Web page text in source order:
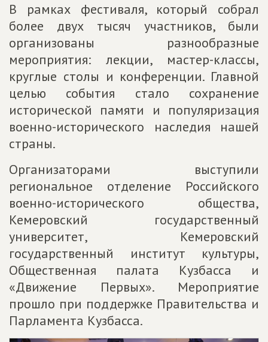
В рамках фестиваля, который собрал
более двух тысяч участников, были
организованы разнообразные
мероприятия: лекции, мастер-классы,
круглые столы и конференции. Главной
целью события стало сохранение
исторической памяти и популяризация
военно-исторического наследия нашей
страны.
Организаторами выступили
региональное отделение Российского
военно-исторического общества,
Кемеровский государственный
университет, Кемеровский
государственный институт культуры,
Общественная палата Кузбасса и
«Движение Первых». Мероприятие
прошло при поддержке Правительства и
Парламента Кузбасса.